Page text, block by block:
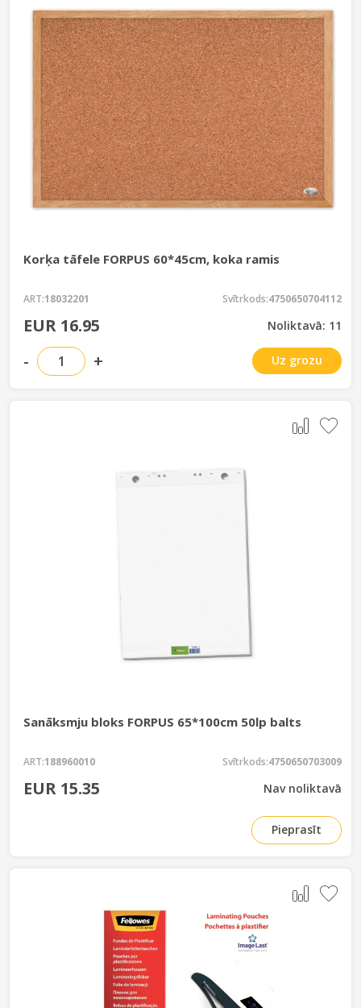
Korķa tāfele FORPUS 60*45cm, koka ramis
ART:18032201 Svītrkods:4750650704112
EUR 16.95 Noliktavā: 11
- + Uz grozu
Sanāksmju bloks FORPUS 65*100cm 50lp balts
ART:188960010 Svītrkods:4750650703009
EUR 15.35 Nav noliktavā
Pieprasīt